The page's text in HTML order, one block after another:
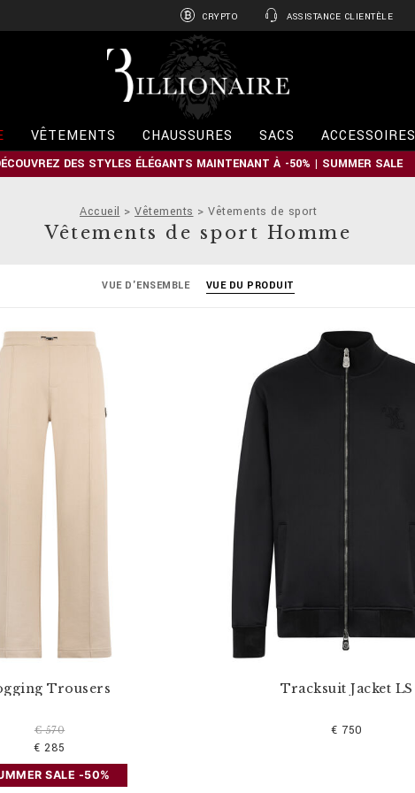
CRYPTO ASSISTANCE CLIENTÈLE
l
o
n
a
e
VÊTEMENTS CHAUSSURES SACS ACCESSOIRES
DES STYLES ÉLÉGANTS MAINTENANT À -50% | SUMMER SALE
Accueil Vêtements Vêtements de sport
Vêtements de sport Homme
VUE D'ENSEMBLE VUE DU PRODUIT
Trousers
€ 570
€ 285
SALE -50%
Tracksuit Jacket LS
€ 750